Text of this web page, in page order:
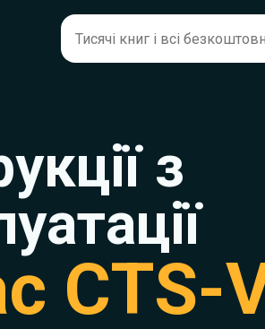
з
CTS-